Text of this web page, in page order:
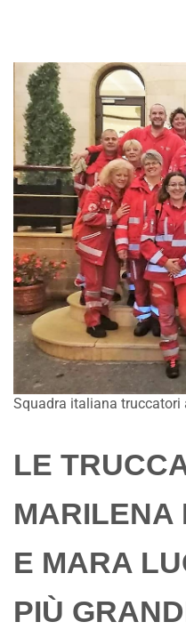
Squadra italiana truccatori
LE
MARILENA
E MARA
PIÙ